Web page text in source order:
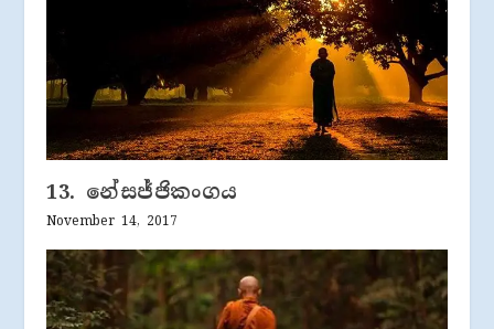
13. නේසජ්ජිකංගය
November 14, 2017